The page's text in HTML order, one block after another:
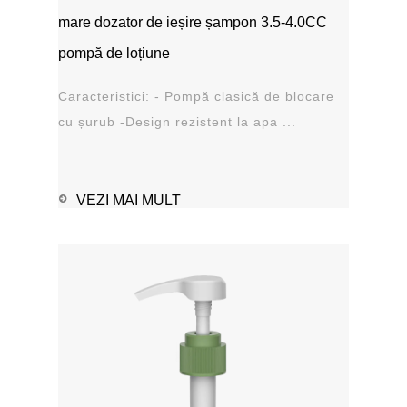
mare dozator de ieșire șampon 3.5-4.0CC
pompă de loțiune
Caracteristici: - Pompă clasică de blocare
cu șurub -Design rezistent la apa ...
VEZI MAI MULT